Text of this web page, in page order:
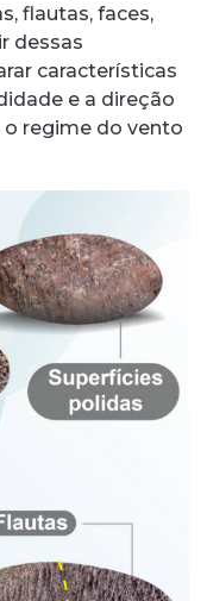
flautas, faces,
dessas
características
e a direção
o regime do vento